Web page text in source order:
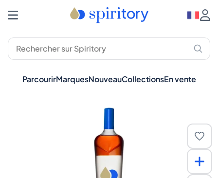
ParcourirMarquesNouveauCollectionsEn vente